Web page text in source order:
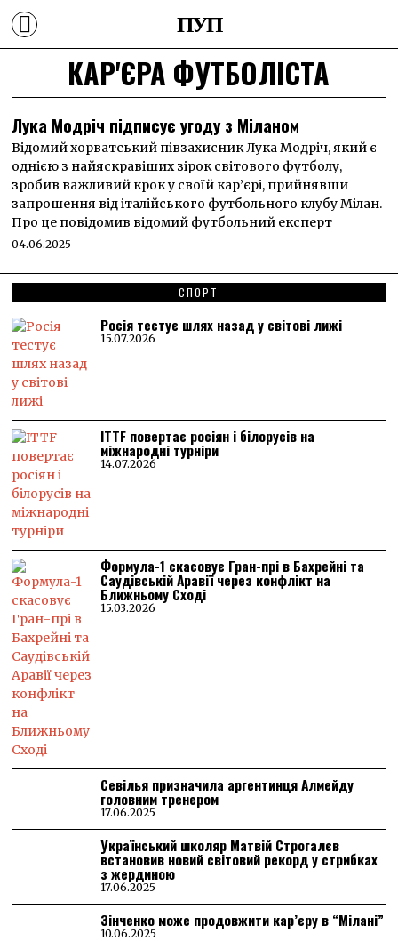
ПУП
КАР'ЄРА ФУТБОЛІСТА
Лука Модріч підписує угоду з Міланом
Відомий хорватський півзахисник Лука Модріч, який є
однією з найяскравіших зірок світового футболу,
зробив важливий крок у своїй кар’єрі, прийнявши
запрошення від італійського футбольного клубу Мілан.
Про це повідомив відомий футбольний експерт
04.06.2025
СПОРТ
Росія тестує шлях назад у світові лижі
15.07.2026
ITTF повертає росіян і білорусів на
міжнародні турніри
14.07.2026
Формула-1 скасовує Гран-прі в Бахрейні та
Саудівській Аравії через конфлікт на
Ближньому Сході
15.03.2026
Севілья призначила аргентинця Алмейду
головним тренером
17.06.2025
Український школяр Матвій Строгалєв
встановив новий світовий рекорд у стрибках
з жердиною
17.06.2025
Зінченко може продовжити кар’єру в “Мілані”
10.06.2025